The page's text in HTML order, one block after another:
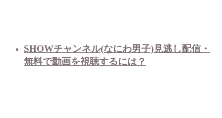
SHOWチャンネル(なにわ男子)見逃し配信・
無料で動画を視聴するには？